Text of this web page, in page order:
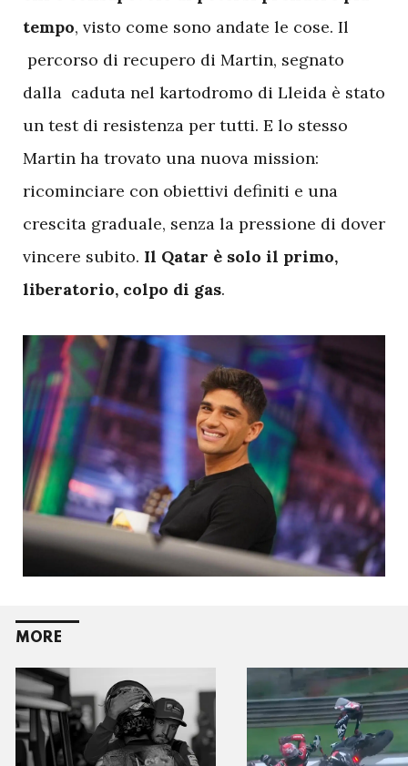
tempo, visto come sono andate le cose. Il
percorso di recupero di Martin, segnato
dalla caduta nel kartodromo di Lleida è stato
un test di resistenza per tutti. E lo stesso
Martin ha trovato una nuova mission:
ricominciare con obiettivi definiti e una
crescita graduale, senza la pressione di dover
vincere subito. Il Qatar è solo il primo,
liberatorio, colpo di gas.
MORE